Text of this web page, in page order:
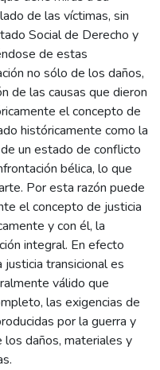
de las víctimas, sin
Social de Derecho y
de estas
no sólo de los daños,
de las causas que dieron
el concepto de
históricamente como la
un estado de conflicto
bélica, lo que
Por esta razón puede
el concepto de justicia
y con él, la
integral. En efecto
transicional es
válido que
las exigencias de
por la guerra y
daños, materiales y